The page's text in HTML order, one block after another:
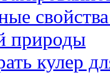
природы
кулер